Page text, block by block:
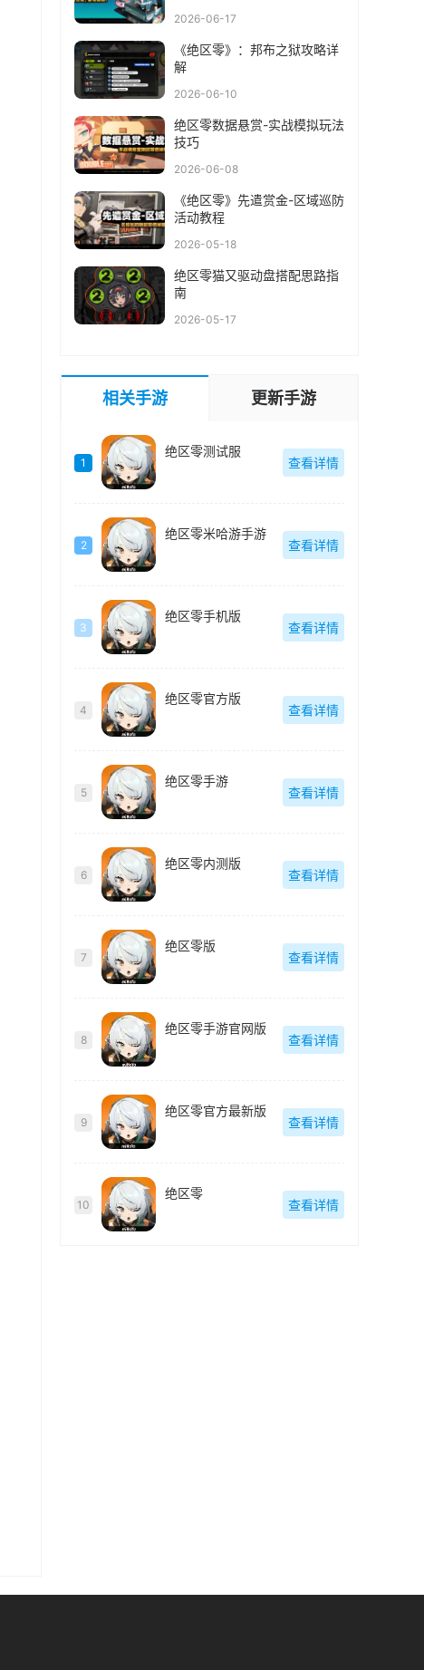
2026-06-17
《绝区零》：邦布之狱攻略详
解
2026-06-10
绝区零数据悬赏-实战模拟玩法
技巧
2026-06-08
《绝区零》先遣赏金-区域巡防
活动教程
2026-05-18
绝区零猫又驱动盘搭配思路指
南
2026-05-17
相关手游 更新手游
1
绝区零测试服
查看详情
2
绝区零米哈游手游
查看详情
3
绝区零手机版
查看详情
4
绝区零官方版
查看详情
5
绝区零手游
查看详情
6
绝区零内测版
查看详情
7
绝区零版
查看详情
8
绝区零手游官网版
查看详情
9
绝区零官方最新版
查看详情
10
绝区零
查看详情